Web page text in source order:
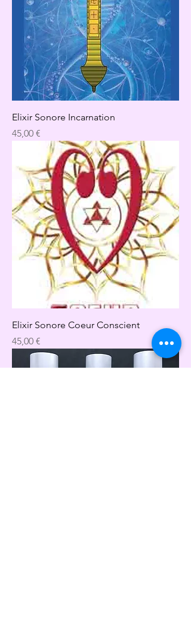
Elixir Sonore Incarnation
Precio
45,00 €
Elixir Sonore Coeur Conscient
Precio
45,00 €